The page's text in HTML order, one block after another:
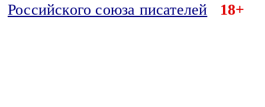
Российского союза писателей
18+